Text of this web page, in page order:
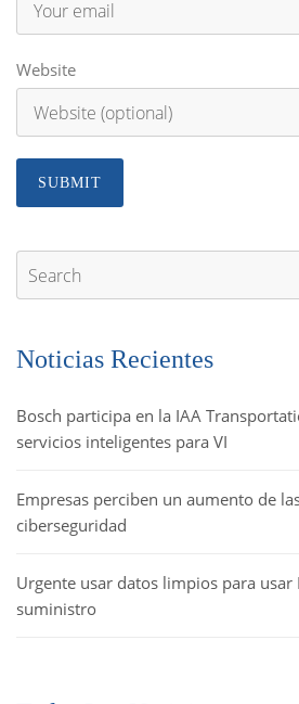
Website
Noticias Recientes
Bosch participa en la IAA
servicios inteligentes para VI
Empresas perciben un aumento de
ciberseguridad
Urgente usar datos limpios para usar
suministro